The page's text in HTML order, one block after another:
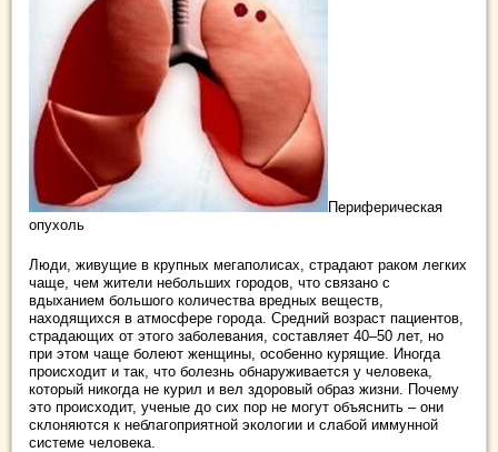
Периферическая
опухоль
Люди, живущие в крупных мегаполисах, страдают раком легких
чаще, чем жители небольших городов, что связано с
вдыханием большого количества вредных веществ,
находящихся в атмосфере города. Средний возраст пациентов,
страдающих от этого заболевания, составляет 40–50 лет, но
при этом чаще болеют женщины, особенно курящие. Иногда
происходит и так, что болезнь обнаруживается у человека,
который никогда не курил и вел здоровый образ жизни. Почему
это происходит, ученые до сих пор не могут объяснить – они
склоняются к неблагоприятной экологии и слабой иммунной
системе человека.